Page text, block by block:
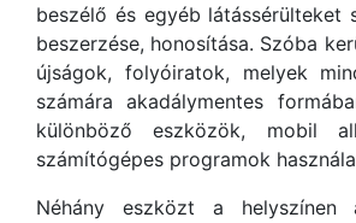
beszélő és egyéb látássérülteket
beszerzése, honosítása. Szóba
újságok, folyóiratok, melyek
számára akadálymentes
különböző eszközök, mobil
számítógépes programok
Néhány eszközt a